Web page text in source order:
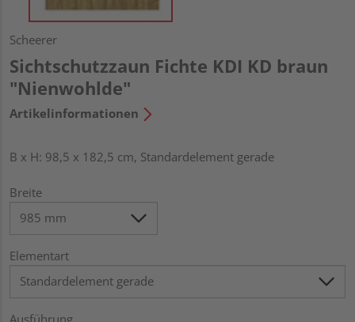
Scheerer
Sichtschutzzaun Fichte KDI KD braun
"Nienwohlde"
Artikelinformationen
B x H: 98,5 x 182,5 cm, Standardelement gerade
Breite
Elementart
Ausführung